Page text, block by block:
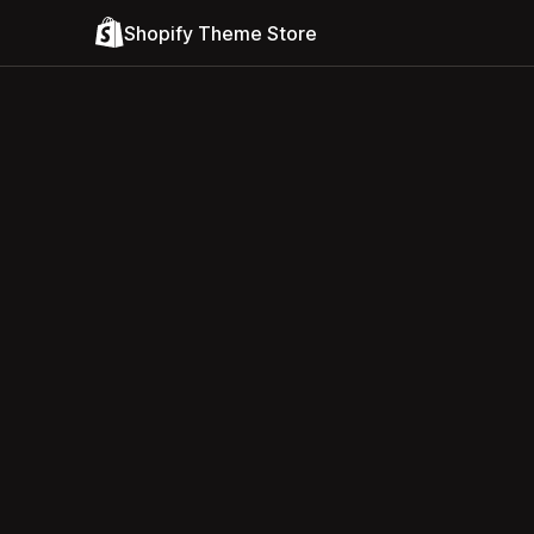
Shopify Theme Store